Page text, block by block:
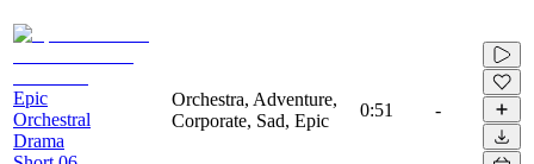
Epic
Orchestral
Drama
Orchestra, Adventure,
Corporate, Sad, Epic
0:51 -